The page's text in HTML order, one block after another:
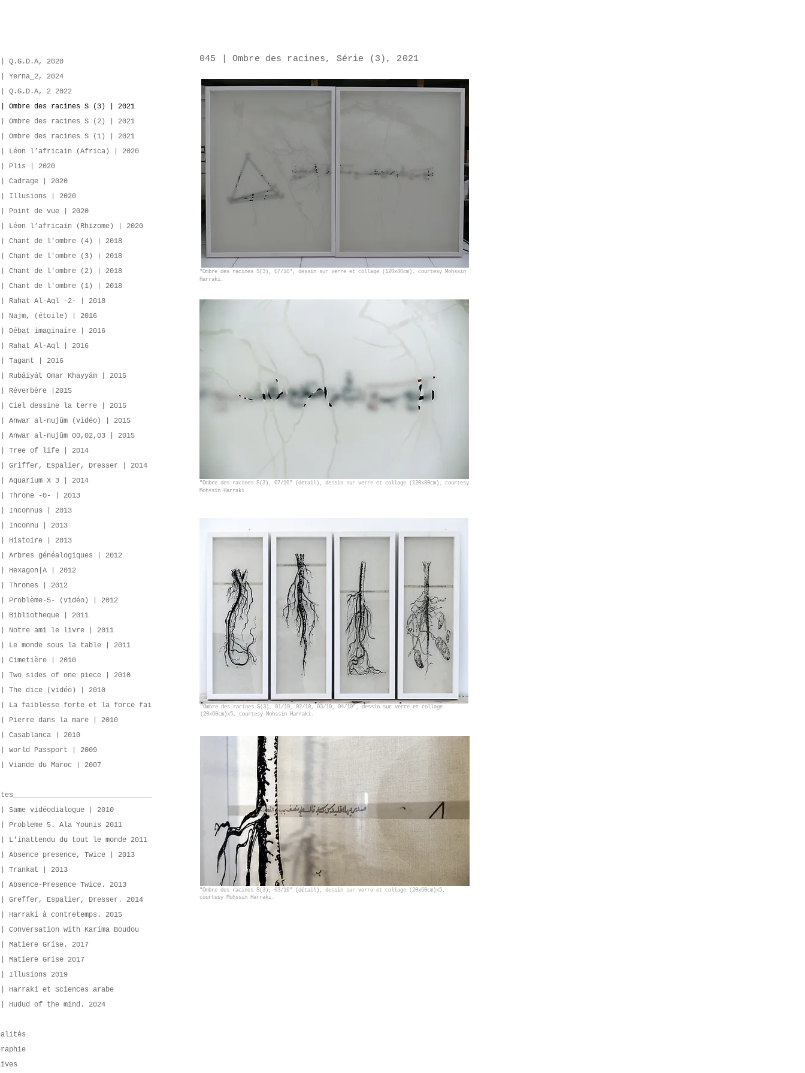
045 | Ombre des racines, Série (3), 2021
"Ombre des racines S(3), 07/10", dessin sur verre et collage (120x80cm), courtesy Mohssin
Harraki.
"Ombre des racines S(3), 07/10" (detail), dessin sur verre et collage (120x80cm), courtesy
Mohssin Harraki.
"Ombre des racines S(3), 01/10, 02/10, 03/10, 04/10", dessin sur verre et collage
(20x60cm)x5, courtesy Mohssin Harraki.
"Ombre des racines S(3), 03/10" (détail), dessin sur verre et collage (20x60cm)x5,
courtesy Mohssin Harraki.
Q.G.D.A, 2020
Yerna_2, 2024
Q.G.D.A, 2 2022
| Ombre des racines S (3) | 2021
| Ombre des racines S (2) | 2021
| Ombre des racines S (1) | 2021
| Léon l’africain (Africa) | 2020
| Plis | 2020
Cadrage | 2020
| Illusions | 2020
| Point de vue | 2020
| Léon l’africain (Rhizome) | 2020
| Chant de l'ombre (4) | 2018
| Chant de l'ombre (3) | 2018
| Chant de l'ombre (2) | 2018
| Chant de l'ombre (1) | 2018
| Rahat Al-Aql -2- | 2018
| Najm, (étoile) | 2016
| Débat imaginaire | 2016
| Rahat Al-Aql | 2016
| Tagant | 2016
Rubáiyát Omar Khayyám | 2015
Réverbère |2015
| Ciel dessine la terre | 2015
| Anwar al-nujūm (vidéo) | 2015
Anwar al-nujūm 00,02,03 | 2015
| Tree of life | 2014
| Griffer, Espalier, Dresser | 2014
Aquarium X 3 | 2014
| Throne -0- | 2013
| Inconnus | 2013
| Inconnu | 2013
| Histoire | 2013
Arbres généalogiques | 2012
Hexagon|A | 2012
| Thrones | 2012
| Problème-5- (vidéo) | 2012
| Bibliotheque | 2011
| Notre ami le livre | 2011
| Le monde sous la table | 2011
| Cimetière | 2010
| Two sides of one piece | 2010
| The dice (vidéo) | 2010
| La faiblesse forte et la force fai
| Pierre dans la mare | 2010
Casablanca | 2010
| world Passport | 2009
Viande du Maroc | 2007
Same vidéodialogue | 2010
Probleme 5. Ala Younis 2011
| L'inattendu du tout le monde 2011
Absence presence, Twice | 2013
| Trankat | 2013
Absence-Presence Twice. 2013
| Greffer, Espalier, Dresser. 2014
| Harraki à contretemps. 2015
Conversation with Karima Boudou
| Matiere Grise. 2017
| Matiere Grise 2017
| Illusions 2019
| Harraki et Sciences arabe
Hudud of the mind. 2024